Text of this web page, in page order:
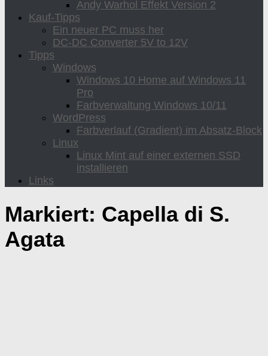
Andy Warhol Effekt Version 2
Kauf-Tipps
Ein neuer PC muss her
DC-DC Converter 5V to 12V
Tipps
Windows
Windows 10 Home auf Windows 11
Pro
Farbverwaltung Windows 10/11
WordPress
Farbverlauf (Gradient) im Absatz-Block
Linux
Linux Mint auf einer externen SSD
installieren
Links
Markiert: Capella di S.
Agata